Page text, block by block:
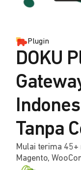
Plugin
DOKU
Tanpa
Mulai terima
Magento,